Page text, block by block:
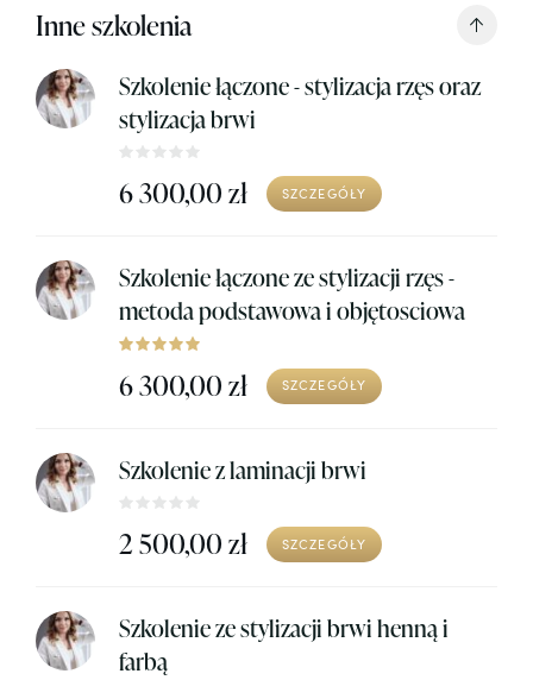
Inne szkolenia
Szkolenie łączone - stylizacja rzęs oraz
stylizacja brwi
6 300,00 zł SZCZEGÓŁY
Szkolenie łączone ze stylizacji rzęs -
metoda podstawowa i objętosciowa
6 300,00 zł SZCZEGÓŁY
Szkolenie z laminacji brwi
2 500,00 zł SZCZEGÓŁY
Szkolenie ze stylizacji brwi henną i
farbą